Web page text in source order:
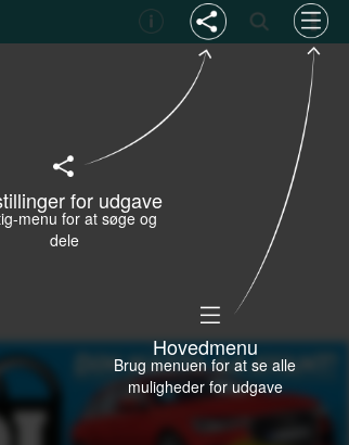
Hovedmenu
Brug menuen for at se alle
muligheder for udgave
for udgave
menu for at søge og
dele